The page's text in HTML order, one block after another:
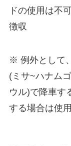
ドの使用は不
徴収
※ 例外として
(ミサ~ハナム
ウル)で降車す
する場合は使用